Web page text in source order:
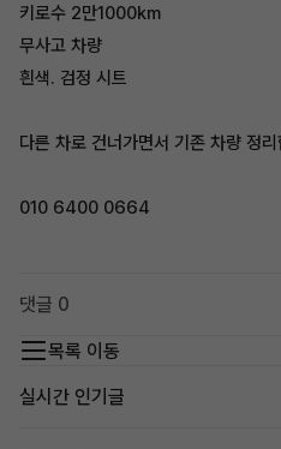
키로수 2만1000km
무사고 차량
흰색. 검정 시트
다른 차로 건너가면서 기존 차량 정
010 6400 0664
댓글 0
목록 이동
실시간 인기글